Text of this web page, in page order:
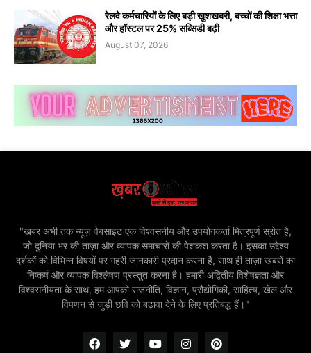
रेलवे कर्मचारियों के लिए बड़ी खुशखबरी, बच्चों की शिक्षा भत्ता
और हॉस्टल पर 25% सब्सिडी बढ़ी
August 07, 2026
"खबर अभी तक न्यूज़ वेबसाइट एक विश्वसनीय और उपयोगकर्ता मित्रपूर्ण स्रोत है,
जो दुनिया भर की ताज़ा और व्यापक समाचारों की पेशकश करता है। इसका उद्देश्य
दर्शकों को विभिन्न विषयों पर गहरी जानकारी प्रदान करना है, साथ ही ताज़ा खबरों का
निष्कर्ष और व्यापक विश्लेषण प्रस्तुत करना है। हमारी अद्वितीय विशेषज्ञता और
विश्वसनीयता के साथ, हम आपको राजनीति, विज्ञान, प्रौद्योगिकी, साहित्य, खेल और
विपणन से जुड़ी छवि को बढ़ावा देने के लिए प्रतिबद्ध हैं।"